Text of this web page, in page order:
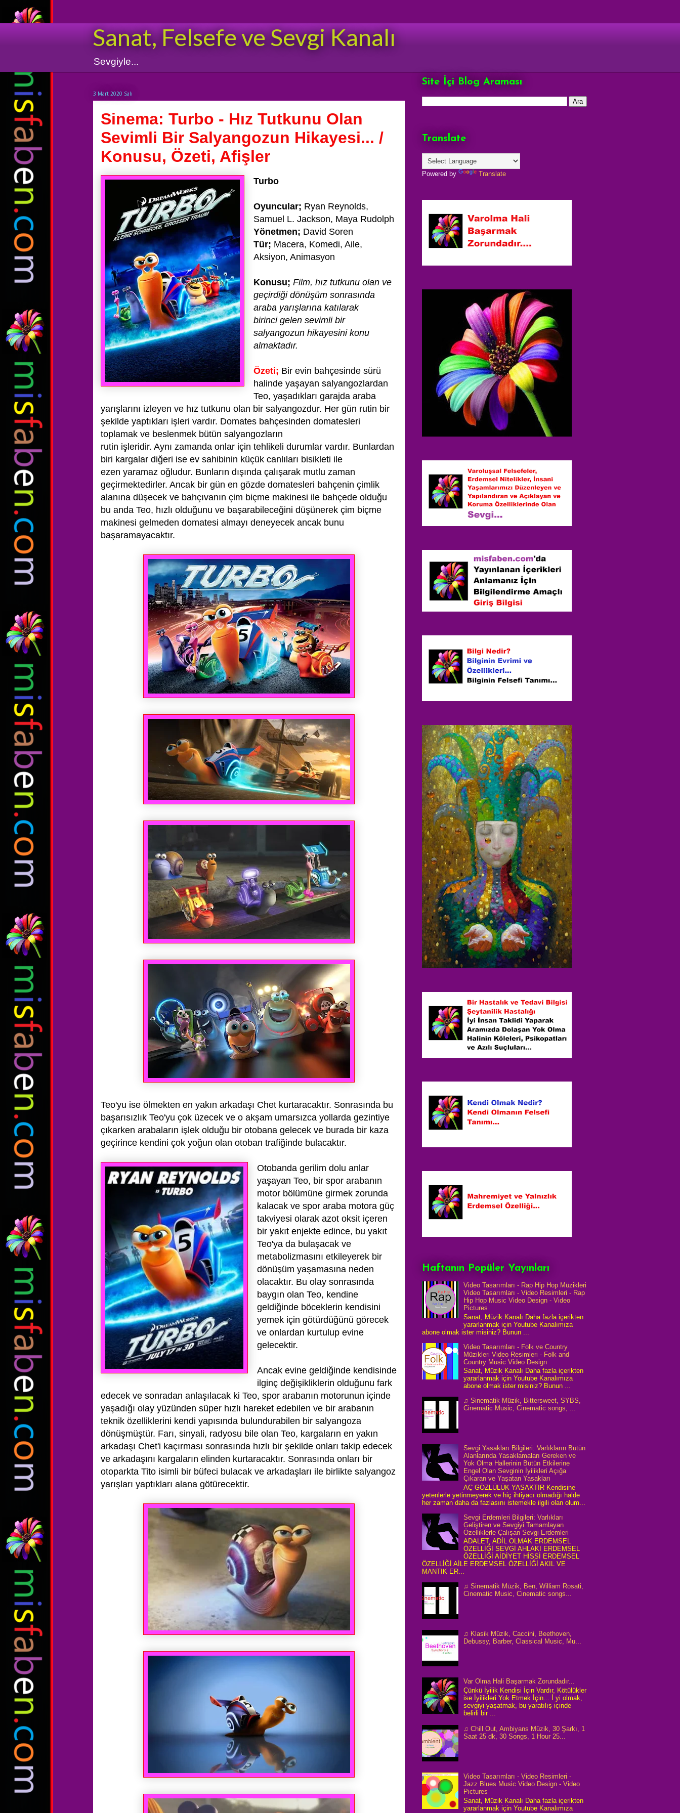
Sanat, Felsefe ve Sevgi Kanalı
Sevgiyle...
3 Mart 2020 Salı
Sinema: Turbo - Hız Tutkunu Olan
Sevimli Bir Salyangozun Hikayesi... /
Konusu, Özeti, Afişler
Turbo
Oyuncular; Ryan Reynolds,
Samuel L. Jackson, Maya Rudolph
Yönetmen; David Soren
Tür; Macera, Komedi, Aile,
Aksiyon, Animasyon
Konusu; Film, hız tutkunu olan ve
geçirdiği dönüşüm sonrasında
araba yarışlarına katılarak
birinci gelen sevimli bir
salyangozun hikayesini konu
almaktadır.
Özeti; Bir evin bahçesinde sürü
halinde yaşayan salyangozlardan
Teo, yaşadıkları garajda araba
yarışlarını izleyen ve hız tutkunu olan bir salyangozdur. Her gün rutin bir
şekilde yaptıkları işleri vardır. Domates bahçesinden domatesleri
toplamak ve beslenmek bütün salyangozların
rutin işleridir. Aynı zamanda onlar için tehlikeli durumlar vardır. Bunlardan
biri kargalar diğeri ise ev sahibinin küçük canlıları bisikleti ile
ezen yaramaz oğludur. Bunların dışında çalışarak mutlu zaman
geçirmektedirler. Ancak bir gün en gözde domatesleri bahçenin çimlik
alanına düşecek ve bahçıvanın çim biçme makinesi ile bahçede olduğu
bu anda Teo, hızlı olduğunu ve başarabileceğini düşünerek çim biçme
makinesi gelmeden domatesi almayı deneyecek ancak bunu
başaramayacaktır.
Teo'yu ise ölmekten en yakın arkadaşı Chet kurtaracaktır. Sonrasında bu
başarısızlık Teo'yu çok üzecek ve o akşam umarsızca yollarda gezintiye
çıkarken arabaların işlek olduğu bir otobana gelecek ve burada bir kaza
geçirince kendini çok yoğun olan otoban trafiğinde bulacaktır.
Otobanda gerilim dolu anlar
yaşayan Teo, bir spor arabanın
motor bölümüne girmek zorunda
kalacak ve spor araba motora güç
takviyesi olarak azot oksit içeren
bir yakıt enjekte edince, bu yakıt
Teo'ya da bulaşacak ve
metabolizmasını etkileyerek bir
dönüşüm yaşamasına neden
olacaktır. Bu olay sonrasında
baygın olan Teo, kendine
geldiğinde böceklerin kendisini
yemek için götürdüğünü görecek
ve onlardan kurtulup evine
gelecektir.
Ancak evine geldiğinde kendisinde
ilginç değişikliklerin olduğunu fark
edecek ve sonradan anlaşılacak ki Teo, spor arabanın motorunun içinde
yaşadığı olay yüzünden süper hızlı hareket edebilen ve bir arabanın
teknik özelliklerini kendi yapısında bulundurabilen bir salyangoza
dönüşmüştür. Farı, sinyali, radyosu bile olan Teo, kargaların en yakın
arkadaşı Chet'i kaçırması sonrasında hızlı bir şekilde onları takip edecek
ve arkadaşını kargaların elinden kurtaracaktır. Sonrasında onları bir
otoparkta Tito isimli bir büfeci bulacak ve arkadaşları ile birlikte salyangoz
yarışları yaptıkları alana götürecektir.
Site İçi Blog Araması
Translate
Powered by Translate
Haftanın Popüler Yayınları
Video Tasarımları - Rap Hip Hop Müzikleri
Video Tasarımları - Video Resimleri - Rap
Hip Hop Music Video Design - Video
Pictures
Sanat, Müzik Kanalı Daha fazla içerikten
yararlanmak için Youtube Kanalımıza
abone olmak ister misiniz? Bunun ...
Video Tasarımları - Folk ve Country
Müzikleri Video Resimleri - Folk and
Country Music Video Design
Sanat, Müzik Kanalı Daha fazla içerikten
yararlanmak için Youtube Kanalımıza
abone olmak ister misiniz? Bunun ...
♫ Sinematik Müzik, Bittersweet, SYBS,
Cinematic Music, Cinematic songs, ...
Sevgi Yasakları Bilgileri: Varlıkların Bütün
Alanlarında Yasaklamaları Gereken ve
Yok Olma Hallerinin Bütün Etkilerine
Engel Olan Sevginin İyilikleri Açığa
Çıkaran ve Yaşatan Yasakları
AÇ GÖZLÜLÜK YASAKTIR Kendisine
yetenlerle yetinmeyerek ve hiç ihtiyacı olmadığı halde
her zaman daha da fazlasını istemekle ilgili olan olum...
Sevgi Erdemleri Bilgileri: Varlıkları
Geliştiren ve Sevgiyi Tamamlayan
Özelliklerle Çalışan Sevgi Erdemleri
ADALET, ADİL OLMAK ERDEMSEL
ÖZELLİĞİ SEVGİ AHLAKI ERDEMSEL
ÖZELLİĞİ AİDİYET HİSSİ ERDEMSEL
ÖZELLİĞİ AİLE ERDEMSEL ÖZELLİĞİ AKIL VE
MANTIK ER...
♫ Sinematik Müzik, Ben, William Rosati,
Cinematic Music, Cinematic songs...
♫ Klasik Müzik, Caccini, Beethoven,
Debussy, Barber, Classical Music, Mu...
Var Olma Hali Başarmak Zorundadır...
Çünkü İyilik Kendisi İçin Vardır, Kötülükler
ise İyilikleri Yok Etmek İçin... İ yi olmak,
sevgiyi yaşatmak, bu yaratılış içinde
belirli bir ...
♫ Chill Out, Ambiyans Müzik, 30 Şarkı, 1
Saat 25 dk, 30 Songs, 1 Hour 25...
Video Tasarımları - Video Resimleri -
Jazz Blues Music Video Design - Video
Pictures
Sanat, Müzik Kanalı Daha fazla içerikten
yararlanmak için Youtube Kanalımıza